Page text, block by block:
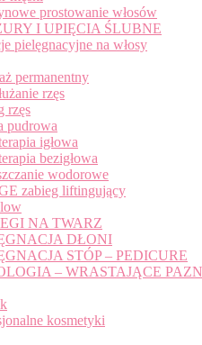
prostowanie włosów
I UPIĘCIA ŚLUBNE
pielęgnacyjne na włosy
permanentny
rzęs
rzęs
pudrowa
igłowa
bezigłowa
wodorowe
zabieg liftingujący
NA TWARZ
DŁONI
STÓP – PEDICURE
– WRASTAJĄCE
kosmetyki